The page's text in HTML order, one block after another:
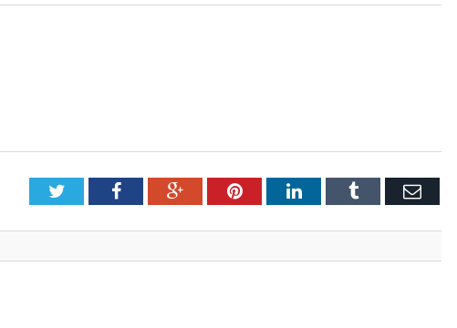
TwitterFacebookGoogle+PinterestLinkedInTumblr Email